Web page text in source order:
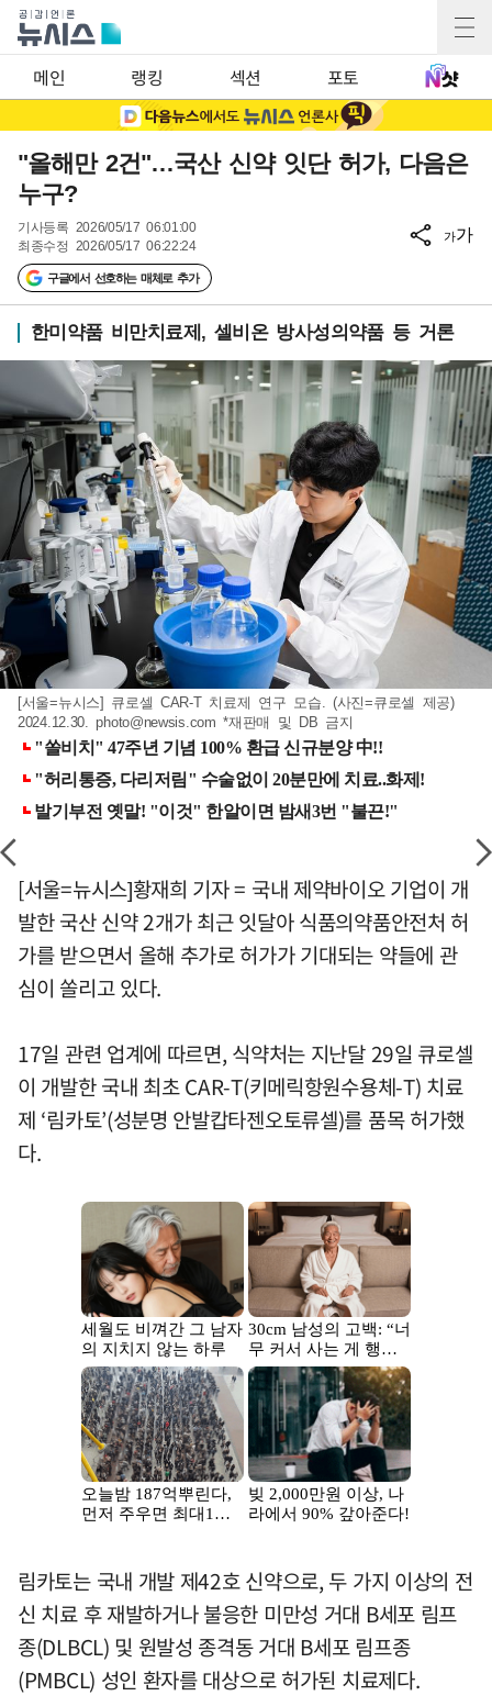
메인 랭킹 섹션 포토
"올해만 2건"…국산 신약 잇단 허가, 다음은
누구?
기사등록 2026/05/17 06:01:00
최종수정 2026/05/17 06:22:24
구글에서 선호하는 매체로 추가
가가
한미약품 비만치료제, 셀비온 방사성의약품 등 거론
[서울=뉴시스] 큐로셀 CAR-T 치료제 연구 모습. (사진=큐로셀 제공)
2024.12.30.photo@newsis.com *재판매 및 DB 금지
[서울=뉴시스]황재희 기자 = 국내 제약바이오 기업이 개
발한 국산 신약 2개가 최근 잇달아 식품의약품안전처 허
가를 받으면서 올해 추가로 허가가 기대되는 약들에 관
심이 쏠리고 있다.
17일 관련 업계에 따르면, 식약처는 지난달 29일 큐로셀
이 개발한 국내 최초 CAR-T(키메릭항원수용체-T) 치료
제 ‘림카토’(성분명 안발캅타젠오토류셀)를 품목 허가했
다.
림카토는 국내 개발 제42호 신약으로, 두 가지 이상의 전
신 치료 후 재발하거나 불응한 미만성 거대 B세포 림프
종(DLBCL) 및 원발성 종격동 거대 B세포 림프종
(PMBCL) 성인 환자를 대상으로 허가된 치료제다.